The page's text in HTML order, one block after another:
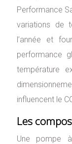
Performance
variations de
l’année et
performance
température
influencent le
Les
Une pompe